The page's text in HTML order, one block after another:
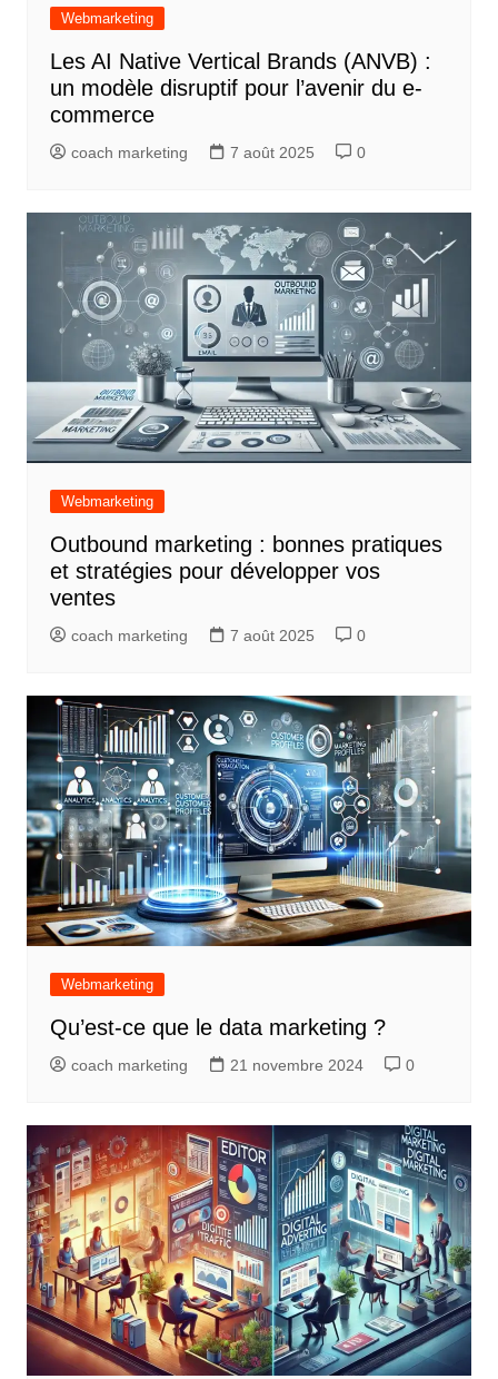
Webmarketing
Les AI Native Vertical Brands (ANVB) :
un modèle disruptif pour l’avenir du e-
commerce
coach marketing 7 août 2025 0
Webmarketing
Outbound marketing : bonnes pratiques
et stratégies pour développer vos
ventes
coach marketing 7 août 2025 0
Webmarketing
Qu’est-ce que le data marketing ?
coach marketing 21 novembre 2024 0